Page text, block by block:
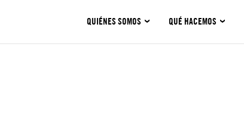
QUIÉNES SOMOS QUÉ HACEMOS